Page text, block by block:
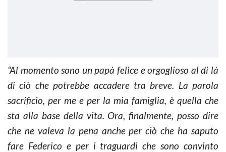
“Al momento sono un papà felice e orgoglioso al di là
di ciò che potrebbe accadere tra breve. La parola
sacrificio, per me e per la mia famiglia, è quella che
sta alla base della vita. Ora, finalmente, posso dire
che ne valeva la pena anche per ciò che ha saputo
fare Federico e per i traguardi che sono convinto